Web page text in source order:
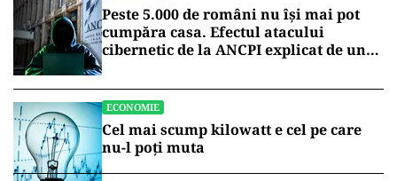
Peste 5.000 de români nu își mai pot
cumpăra casa. Efectul atacului
cibernetic de la ANCPI explicat de un
ECONOMIE
Cel mai scump kilowatt e cel pe care
nu-l poți muta